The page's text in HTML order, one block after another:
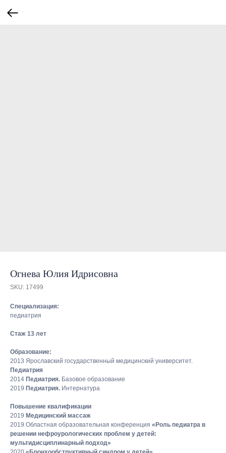
Огнева Юлия Идрисовна
SKU: 17499
Специализация:
педиатрия
Стаж 13 лет
Образование:
2013 Ярославский государственный медицинский университет.
Педиатрия
2014 Педиатрия. Базовое образование
2019 Педиатрия. Интернатура
Повышение квалификации
2019 Медицинский массаж
2019 Областная образовательная конференция «Роль педиатра в
решении нефроурологических проблем у детей:
мультидисциплинарный подход»